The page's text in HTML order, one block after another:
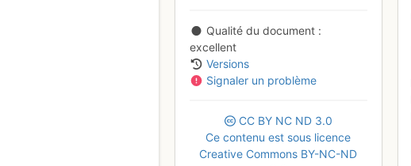
Qualité du document
excellent
Versions
Signaler un problème
CC BY NC ND 3.0
Ce contenu est sous licence
Creative Commons BY-NC-ND